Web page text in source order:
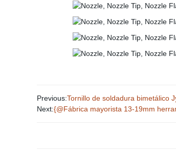
Previous:Tornillo de soldadura bimetálico
Next:{@Fábrica mayorista 13-19mm